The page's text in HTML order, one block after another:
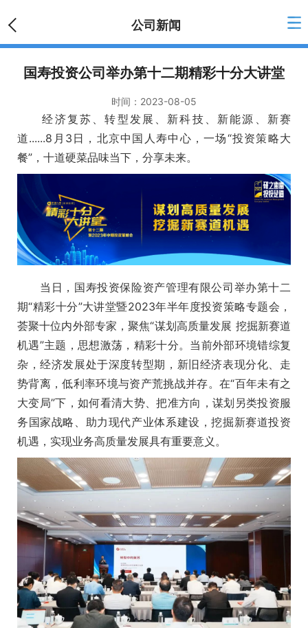
公司新闻
国寿投资公司举办第十二期精彩十分大讲堂
时间： 2023-08-05
经济复苏、转型发展、新科技、新能源、新赛
道......8月3日，北京中国人寿中心，一场“投资策略大
餐”，十道硬菜品味当下，分享未来。
当日，国寿投资保险资产管理有限公司举办第十二
期“精彩十分”大讲堂暨2023年半年度投资策略专题会，
荟聚十位内外部专家，聚焦“谋划高质量发展 挖掘新赛道
机遇”主题，思想激荡，精彩十分。当前外部环境错综复
杂，经济发展处于深度转型期，新旧经济表现分化、走
势背离，低利率环境与资产荒挑战并存。在“百年未有之
大变局”下，如何看清大势、把准方向，谋划另类投资服
务国家战略、助力现代产业体系建设，挖掘新赛道投资
机遇，实现业务高质量发展具有重要意义。